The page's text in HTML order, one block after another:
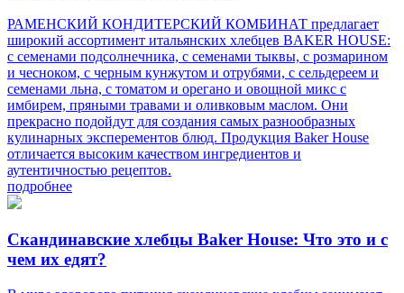
РАМЕНСКИЙ КОНДИТЕРСКИЙ КОМБИНАТ предлагает
широкий ассортимент итальянских хлебцев BAKER HOUSE:
с семенами подсолнечника, с семенами тыквы, с розмарином
и чесноком, с черным кунжутом и отрубями, с сельдереем и
семенами льна, с томатом и орегано и овощной микс с
имбирем, пряными травами и оливковым маслом. Они
прекрасно подойдут для создания самых разнообразных
кулинарных эксперементов блюд. Продукция Baker House
отличается высоким качеством ингредиентов и
аутентичностью рецептов.
подробнее
Скандинавские хлебцы Baker House: Что это и с
чем их едят?